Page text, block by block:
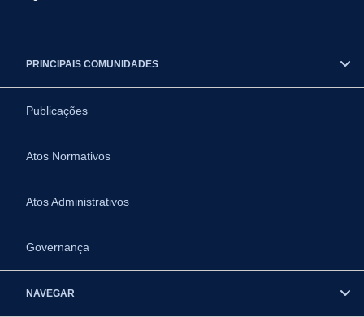
PRINCIPAIS COMUNIDADES
Publicações
Atos Normativos
Atos Administrativos
Governança
NAVEGAR